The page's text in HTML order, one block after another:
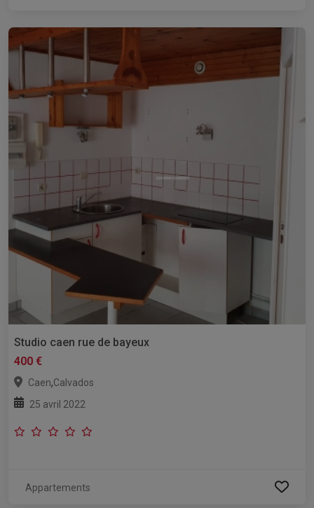
Studio caen rue de bayeux
400 €
Caen,Calvados
25 avril 2022
Appartements